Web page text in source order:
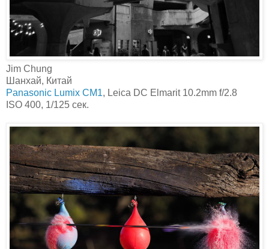
Jim Chung‎
Шанхай, Китай
Panasonic Lumix CM1, Leica DC Elmarit 10.2mm f/2.8
ISO 400, 1/125 сек.